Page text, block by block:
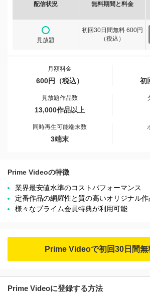
配信状況 無料期間と料金
見放題
初回30日間無料 600円
（税込）
月額料金
600円（税込） 初
見放題作品数
13,000作品以上
同時再生可能端末数
3端末
Prime Videoの特徴
業界最安値水準のコストパフォーマンス
定番作品の網羅性と質の高いオリジナル作
様々なプライム会員特典が利用可能
Prime Videoで初回30日間無
Prime Videoに登録する方法